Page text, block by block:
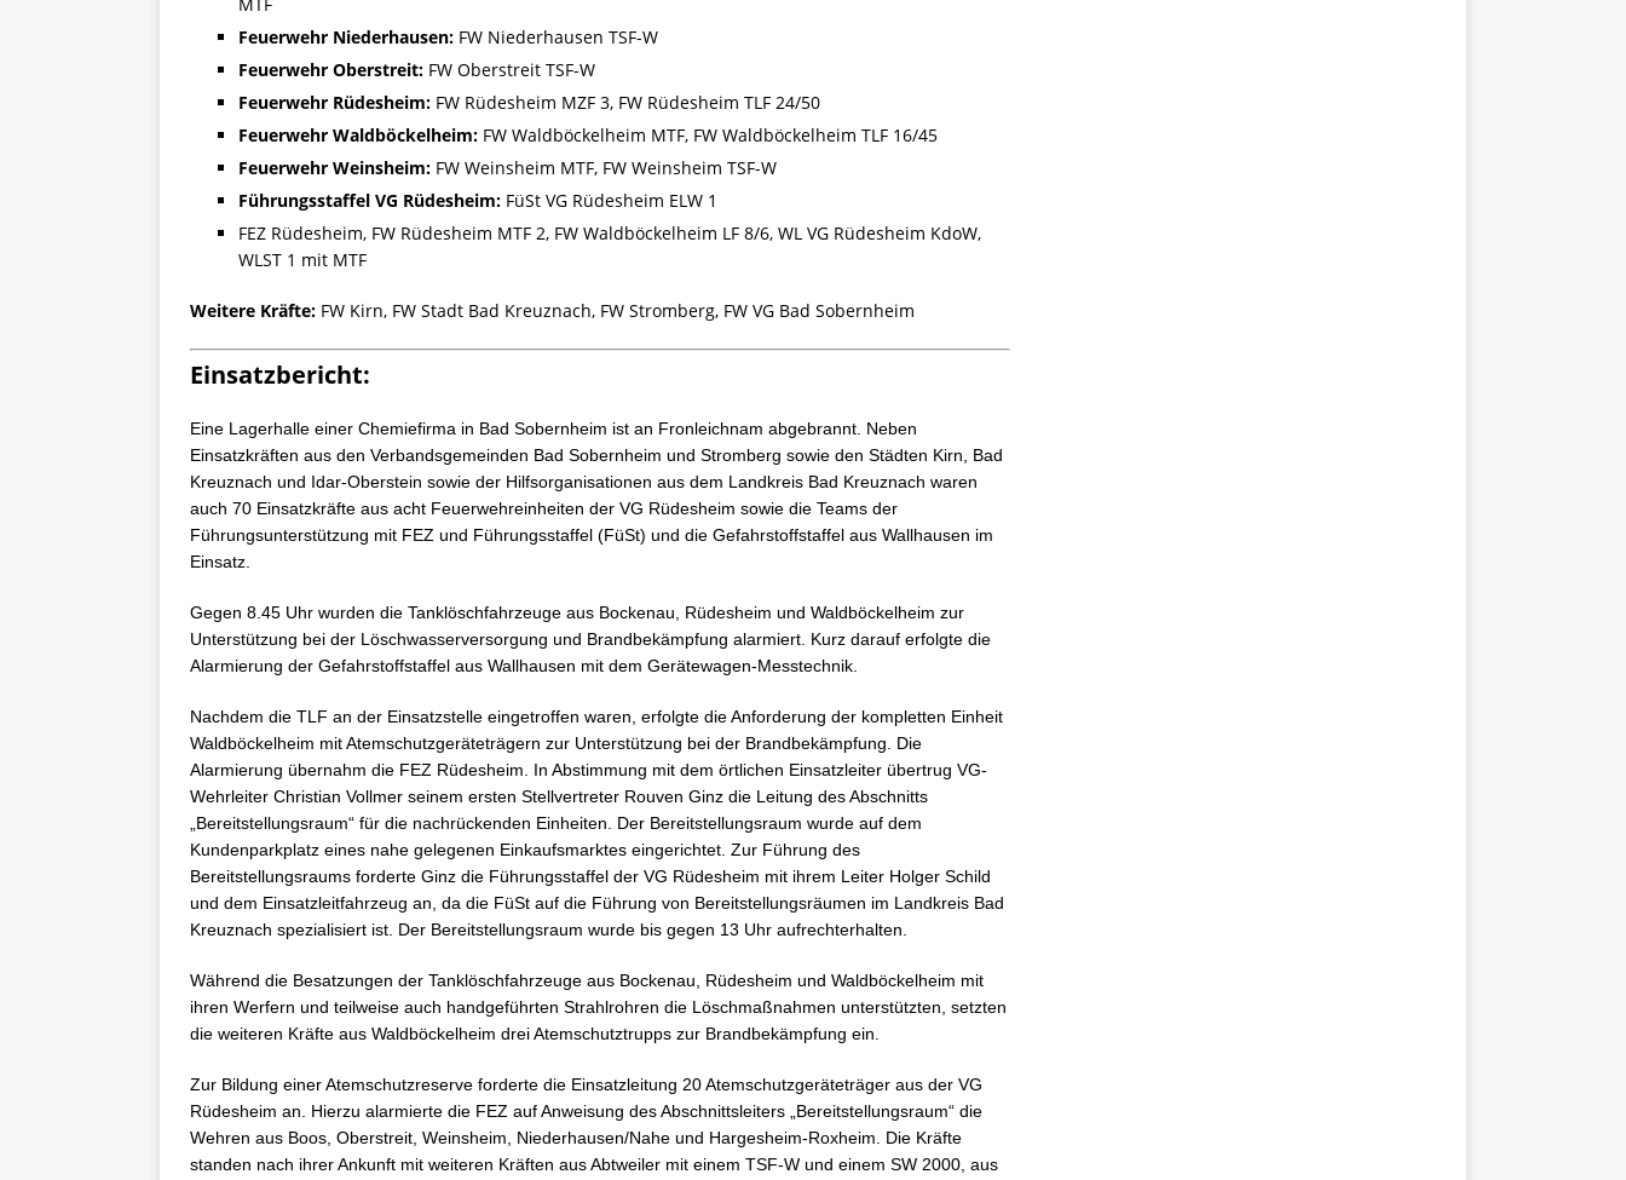
KatS
Feuerwehr Niederhausen: FW Niederhausen TSF-W
Feuerwehr Oberstreit: FW Oberstreit TSF-W
Feuerwehr Rüdesheim: FW Rüdesheim MZF 3, FW Rüdesheim TLF 24/50
Feuerwehr Waldböckelheim: FW Waldböckelheim MTF, FW Waldböckelheim TLF 16/45
Feuerwehr Weinsheim: FW Weinsheim MTF, FW Weinsheim TSF-W
Führungsstaffel VG Rüdesheim: FüSt VG Rüdesheim ELW 1
FEZ Rüdesheim, FW Rüdesheim MTF 2, FW Waldböckelheim LF 8/6, WL VG Rüdesheim KdoW,
WLST 1 mit MTF
Weitere Kräfte: FW Kirn, FW Stadt Bad Kreuznach, FW Stromberg, FW VG Bad Sobernheim
Einsatzbericht:
Eine Lagerhalle einer Chemiefirma in Bad Sobernheim ist an Fronleichnam abgebrannt. Neben
Einsatzkräften aus den Verbandsgemeinden Bad Sobernheim und Stromberg sowie den Städten Kirn, Bad
Kreuznach und Idar-Oberstein sowie der Hilfsorganisationen aus dem Landkreis Bad Kreuznach waren
auch 70 Einsatzkräfte aus acht Feuerwehreinheiten der VG Rüdesheim sowie die Teams der
Führungsunterstützung mit FEZ und Führungsstaffel (FüSt) und die Gefahrstoffstaffel aus Wallhausen im
Einsatz.
Gegen 8.45 Uhr wurden die Tanklöschfahrzeuge aus Bockenau, Rüdesheim und Waldböckelheim zur
Unterstützung bei der Löschwasserversorgung und Brandbekämpfung alarmiert. Kurz darauf erfolgte die
Alarmierung der Gefahrstoffstaffel aus Wallhausen mit dem Gerätewagen-Messtechnik.
Nachdem die TLF an der Einsatzstelle eingetroffen waren, erfolgte die Anforderung der kompletten Einheit
Waldböckelheim mit Atemschutzgeräteträgern zur Unterstützung bei der Brandbekämpfung. Die
Alarmierung übernahm die FEZ Rüdesheim. In Abstimmung mit dem örtlichen Einsatzleiter übertrug VG-
Wehrleiter Christian Vollmer seinem ersten Stellvertreter Rouven Ginz die Leitung des Abschnitts
„Bereitstellungsraum“ für die nachrückenden Einheiten. Der Bereitstellungsraum wurde auf dem
Kundenparkplatz eines nahe gelegenen Einkaufsmarktes eingerichtet. Zur Führung des
Bereitstellungsraums forderte Ginz die Führungsstaffel der VG Rüdesheim mit ihrem Leiter Holger Schild
und dem Einsatzleitfahrzeug an, da die FüSt auf die Führung von Bereitstellungsräumen im Landkreis Bad
Kreuznach spezialisiert ist. Der Bereitstellungsraum wurde bis gegen 13 Uhr aufrechterhalten.
Während die Besatzungen der Tanklöschfahrzeuge aus Bockenau, Rüdesheim und Waldböckelheim mit
ihren Werfern und teilweise auch handgeführten Strahlrohren die Löschmaßnahmen unterstützten, setzten
die weiteren Kräfte aus Waldböckelheim drei Atemschutztrupps zur Brandbekämpfung ein.
Zur Bildung einer Atemschutzreserve forderte die Einsatzleitung 20 Atemschutzgeräteträger aus der VG
Rüdesheim an. Hierzu alarmierte die FEZ auf Anweisung des Abschnittsleiters „Bereitstellungsraum“ die
Wehren aus Boos, Oberstreit, Weinsheim, Niederhausen/Nahe und Hargesheim-Roxheim. Die Kräfte
standen nach ihrer Ankunft mit weiteren Kräften aus Abtweiler mit einem TSF-W und einem SW 2000, aus